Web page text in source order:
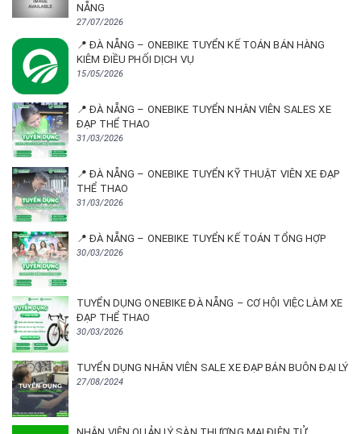
NẴNG
27/07/2026
📍 ĐÀ NẴNG – ONEBIKE TUYỂN KẾ TOÁN BÁN HÀNG
KIÊM ĐIỀU PHỐI DỊCH VỤ
15/05/2026
📍 ĐÀ NẴNG – ONEBIKE TUYỂN NHÂN VIÊN SALES XE
ĐẠP THỂ THAO
31/03/2026
📍 ĐÀ NẴNG – ONEBIKE TUYỂN KỸ THUẬT VIÊN XE ĐẠP
THỂ THAO
31/03/2026
📍 ĐÀ NẴNG – ONEBIKE TUYỂN KẾ TOÁN TỔNG HỢP
30/03/2026
TUYỂN DỤNG ONEBIKE ĐÀ NẴNG – CƠ HỘI VIỆC LÀM XE
ĐẠP THỂ THAO
30/03/2026
TUYỂN DỤNG NHÂN VIÊN SALE XE ĐẠP BÁN BUÔN ĐẠI LÝ
27/08/2024